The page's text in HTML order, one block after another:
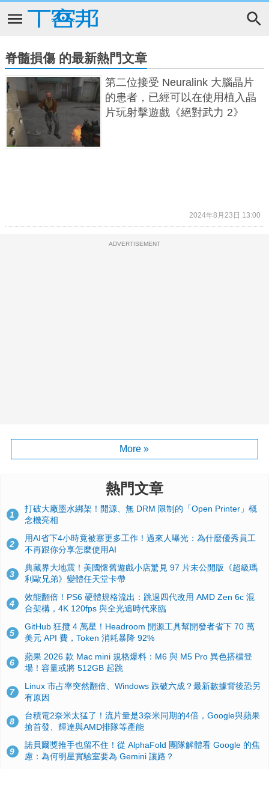
脊髓損傷 的最新熱門文章
第二位接受 Neuralink 大腦晶片
的患者，已經可以在使用植入晶
片玩射擊遊戲《絕對武力 2》
2024年8月23日 13:00
ADVERTISEMENT
More »
熱門文章
1
打破大廠墨水綁架！開源、無 DRM 限制的「Open Printer」概
念機亮相
2
用AI省下4小時竟被塞更多工作！過來人曝光：為什麼優秀員工
不再跟你分享怎麼使用AI
3
典藏界大地震！美國懷舊遊戲小店驚見 97 片未公開版《超級瑪
利歐兄弟》變體任天堂卡帶
4
效能翻倍！PS6 硬體規格流出：跳過四代改用 AMD Zen 6c 混
合架構，4K 120fps 與全光追時代來臨
5
GitHub 狂攬 4 萬星！Headroom 開源工具幫開發者省下 70 萬
美元 API 費，Token 消耗暴降 92%
6
蘋果 2026 款 Mac mini 規格爆料：M6 與 M5 Pro 異色搭檔登
場！容量或將 512GB 起跳
7
Linux 市占率突然翻倍、Windows 跌破六成？最新數據背後恐另
有原因
8
台積電2奈米太猛了！流片量是3奈米同期的4倍，Google與蘋果
搶首發、輝達與AMD排隊等產能
9
諾貝爾獎推手也留不住！從 AlphaFold 團隊解體看 Google 的焦
慮：為何明星實驗室要為 Gemini 讓路？